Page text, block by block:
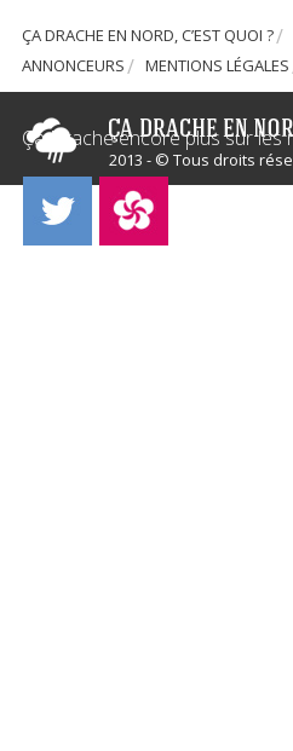
ÇA DRACHE EN NORD, C’EST QUOI ?
ANNONCEURS
MENTIONS LÉGALES
2013 - © Tous droits
Ça Drache encore plus sur les